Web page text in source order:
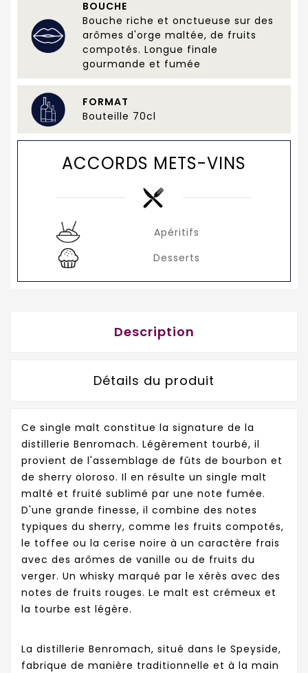
BOUCHE
Bouche riche et onctueuse sur des
arômes d'orge maltée, de fruits
compotés. Longue finale
gourmande et fumée
FORMAT
Bouteille 70cl
ACCORDS METS-VINS
Apéritifs
Desserts
Description
Détails du produit
Ce single malt constitue la signature de la
distillerie Benromach. Légèrement tourbé, il
provient de l'assemblage de fûts de bourbon et
de sherry oloroso. Il en résulte un single malt
malté et fruité sublimé par une note fumée.
D'une grande finesse, il combine des notes
typiques du sherry, comme les fruits compotés,
le toffee ou la cerise noire à un caractère frais
avec des arômes de vanille ou de fruits du
verger. Un whisky marqué par le xérès avec des
notes de fruits rouges. Le malt est crémeux et
la tourbe est légère.
La distillerie Benromach, situé dans le Speyside,
fabrique de manière traditionnelle et à la main